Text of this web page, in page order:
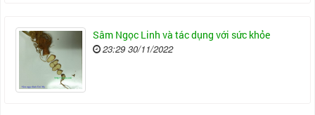
Sâm Ngọc Linh và tác dụng với sức khỏe
23:29 30/11/2022